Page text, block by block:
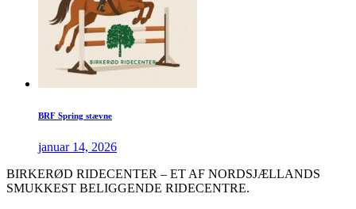
BRF Spring stævne
januar 14, 2026
BIRKERØD RIDECENTER – ET AF NORDSJÆLLANDS
SMUKKEST BELIGGENDE RIDECENTRE.